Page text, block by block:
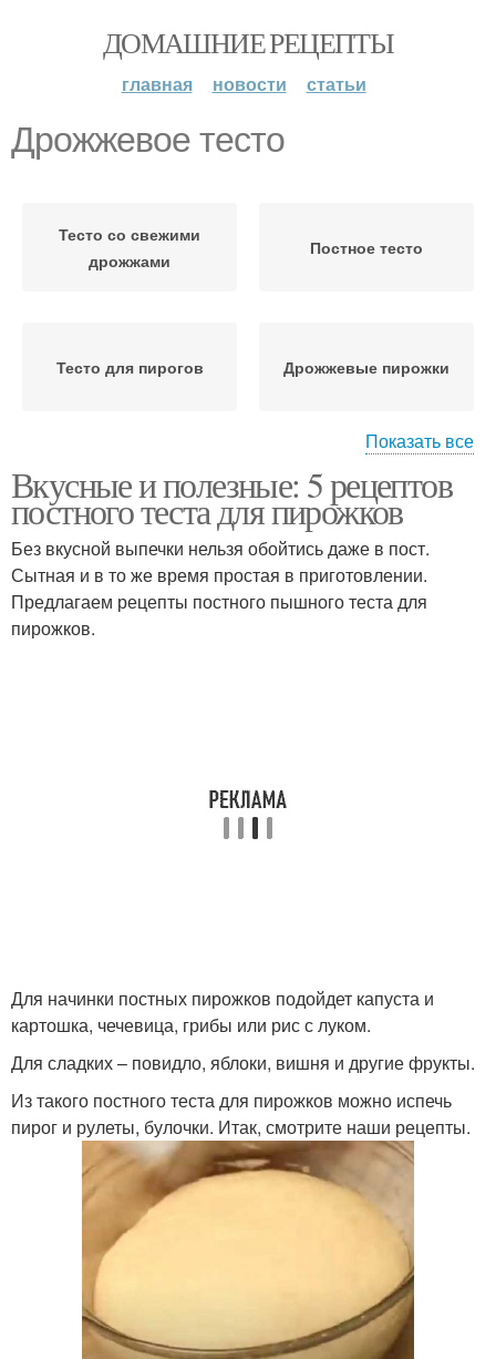
ДОМАШНИЕ РЕЦЕПТЫ
главная новости статьи
Дрожжевое тесто
Тесто со свежими
дрожжами
Постное тесто
Тесто для пирогов Дрожжевые пирожки
Заварное тесто Тесто на воде
Тесто для вареников Тесто для эклеров
Тесто на живых Тесто на сухих дрожжах
Тесто за час Вкусное тесто
Показать все
Вкусные и полезные: 5 рецептов
постного теста для пирожков
Без вкусной выпечки нельзя обойтись даже в пост.
Сытная и в то же время простая в приготовлении.
Предлагаем рецепты постного пышного теста для
пирожков.
Для начинки постных пирожков подойдет капуста и
картошка, чечевица, грибы или рис с луком.
Для сладких – повидло, яблоки, вишня и другие фрукты.
Из такого постного теста для пирожков можно испечь
пирог и рулеты, булочки. Итак, смотрите наши рецепты.